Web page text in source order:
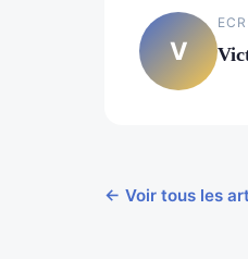
V
← Voir tous les